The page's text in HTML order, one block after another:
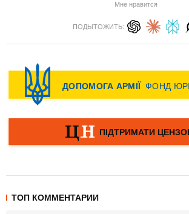
Мне нравится
ПОДЫТОЖИТЬ:
ТОП КОММЕНТАРИИ